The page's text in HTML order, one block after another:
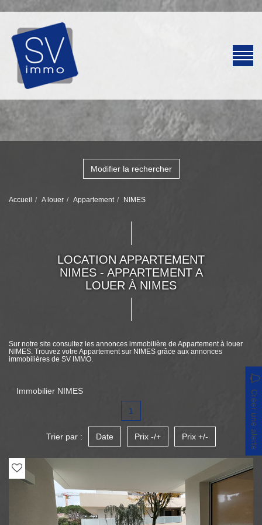
Modifier la rechercher
Accueil A louer Appartement NIMES
LOCATION APPARTEMENT
NIMES - APPARTEMENT A
LOUER À NIMES
Sur notre site consultez les annonces immobilière de Appartement à louer
NIMES. Trouvez votre Appartement sur NIMES grâce aux annonces
immobilières de SV IMMO.
Immobilier NIMES Créer une alerte
1
Trier par : Date Prix -/+ Prix +/-